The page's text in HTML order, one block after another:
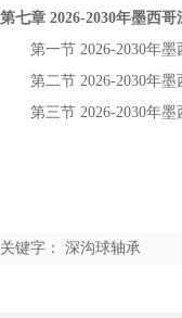
第七章 2026-2030年墨西哥
第一节 2026-2030年墨
第二节 2026-2030年墨
第三节 2026-2030年墨
关键字： 深沟球轴承